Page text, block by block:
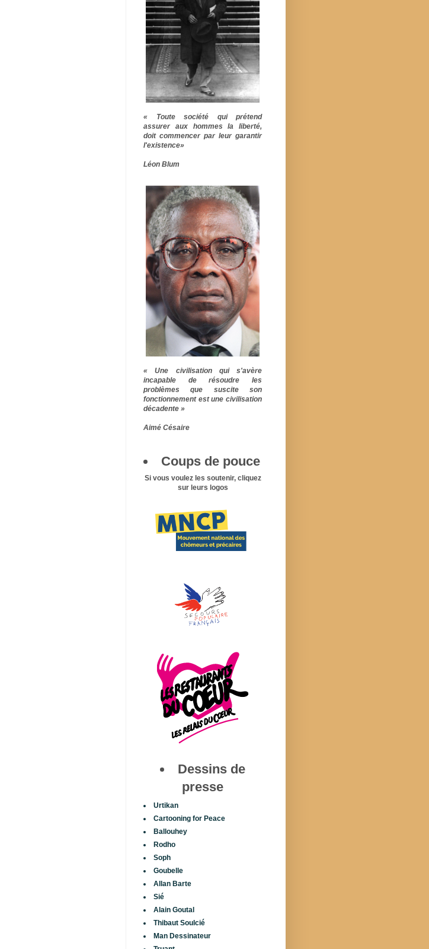
« Toute société qui prétend
assurer aux hommes la liberté,
doit commencer par leur garantir
l'existence»
Léon Blum
« Une civilisation qui s'avère
incapable de résoudre les
problèmes que suscite son
fonctionnement est une civilisation
décadente »
Aimé Césaire
Coups de pouce
Si vous voulez les soutenir, cliquez
sur leurs logos
Dessins de
presse
Urtikan
Cartooning for Peace
Ballouhey
Rodho
Soph
Goubelle
Allan Barte
Sié
Alain Goutal
Thibaut Soulcié
Man Dessinateur